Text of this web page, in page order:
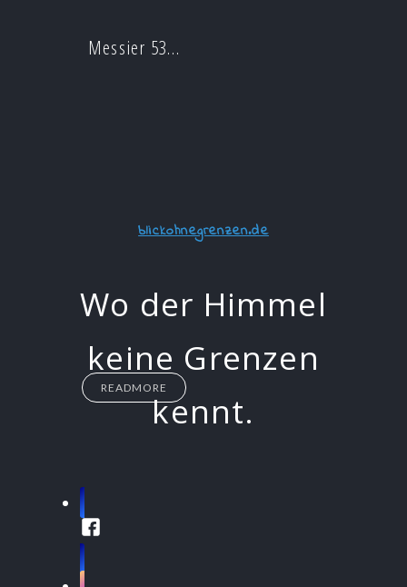
Messier 53…
READMORE
blickohnegrenzen.de
Wo der Himmel
keine Grenzen
kennt.